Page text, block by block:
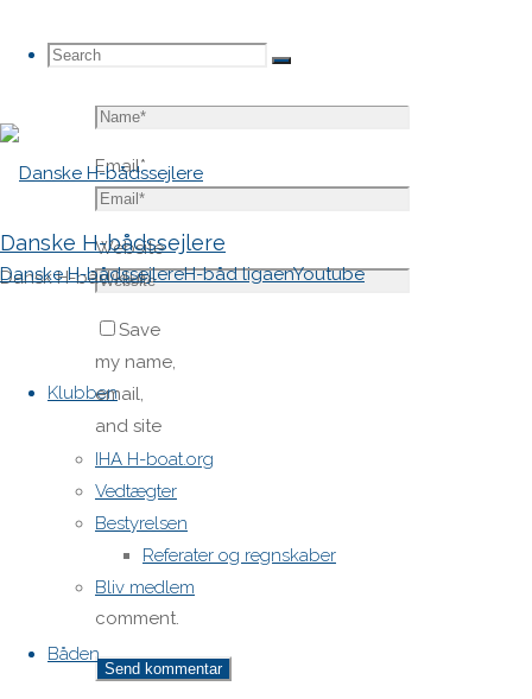
Search
Search
Search
Danske H-bådssejlere
Dansk H-båd klub
Danske H-bådssejlereH-båd ligaenYoutube
Klubben
IHA H-boat.org
Vedtægter
Bestyrelsen
Referater og regnskaber
Bliv medlem
Båden
Email*
Website
Save
my name,
email,
and site
URL in my
browser
for next
time I
post a
comment.